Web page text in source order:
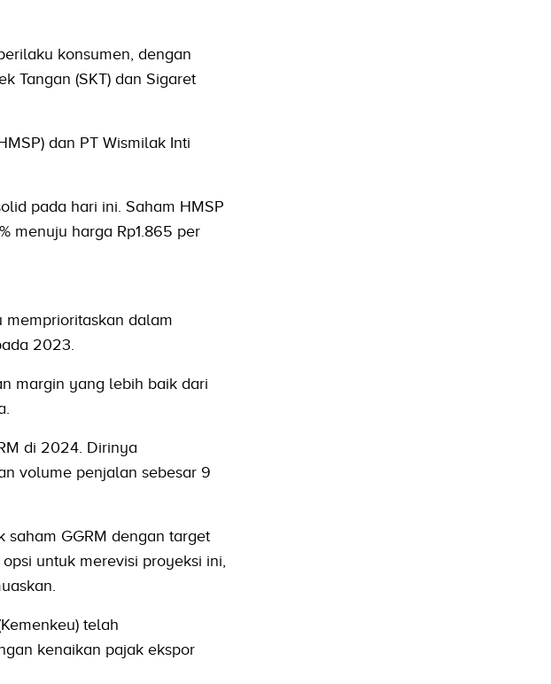
konsumen, dengan
Tangan (SKT) dan Sigaret
dan PT Wismilak Inti
pada hari ini. Saham HMSP
menuju harga Rp1.865 per
memprioritaskan dalam
2023.
margin yang lebih baik dari
di 2024. Dirinya
volume penjalan sebesar 9
saham GGRM dengan target
untuk merevisi proyeksi ini,
telah
kenaikan pajak ekspor